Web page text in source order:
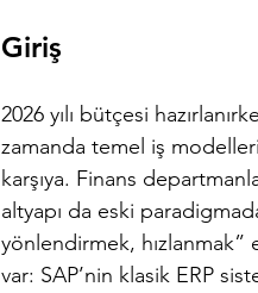
Giriş
2026 yılı bütçesi
zamanda temel iş
karşıya. Finans
altyapı da eski
yönlendirmek,
var: SAP’nin klasik ERP